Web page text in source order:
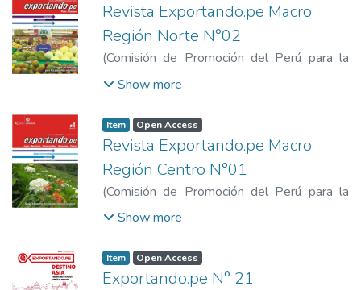
Revista Exportando.pe Macro
Región Norte N°02
(Comisión de Promoción del Perú para la
Exportación y el Turismo
y el Turismo
Show more
Item Open Access
Revista Exportando.pe Macro
Región Centro N°01
(Comisión de Promoción del Perú para la
Exportación y el Turismo
y el Turismo
Show more
Item Open Access
Exportando.pe N° 21